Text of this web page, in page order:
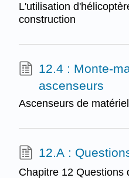
L'utilisation
construction
12.4 : Monte-
ascenseurs
Ascenseurs de
12.A :
Chapitre 12 Questions